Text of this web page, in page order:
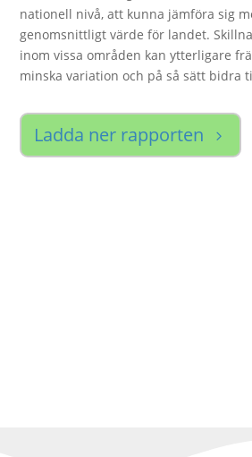
nationell nivå, att kunna jämföra sig
genomsnittligt värde för landet.
inom vissa områden kan ytterligare
minska variation och på så sätt bidra
Ladda ner rapporten